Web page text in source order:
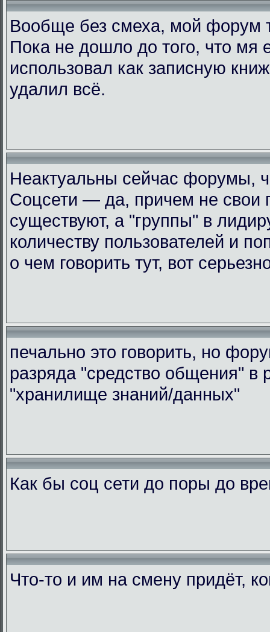
Вообще без смеха, мой форум
Пока не дошло до того, что мя
использовал как записную
удалил всё.
Неактуальны сейчас форумы,
Соцсети — да, причем не свои
существуют, а "группы" в
количеству пользователей и
о чем говорить тут, вот
печально это говорить, но
разряда "средство общения" в
"хранилище знаний/данных"
Как бы соц сети до поры до
Что-то и им на смену придёт,